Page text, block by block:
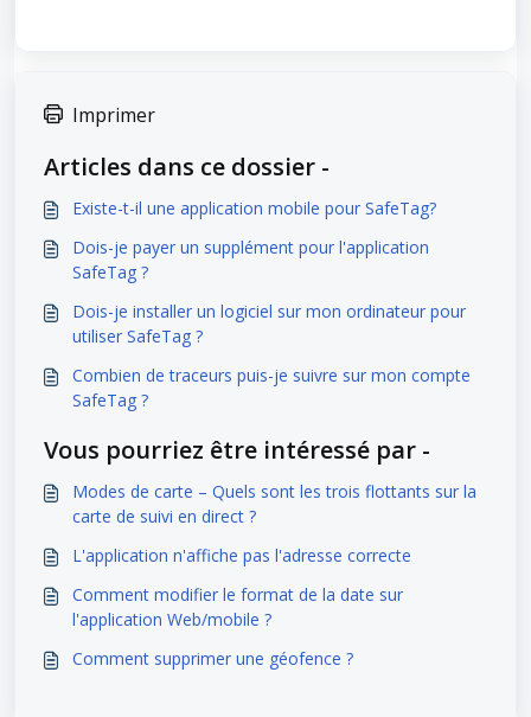
Imprimer
Articles dans ce dossier -
Existe-t-il une application mobile pour SafeTag?
Dois-je payer un supplément pour l'application
SafeTag ?
Dois-je installer un logiciel sur mon ordinateur pour
utiliser SafeTag ?
Combien de traceurs puis-je suivre sur mon compte
SafeTag ?
Vous pourriez être intéressé par -
Modes de carte – Quels sont les trois flottants sur la
carte de suivi en direct ?
L'application n'affiche pas l'adresse correcte
Comment modifier le format de la date sur
l'application Web/mobile ?
Comment supprimer une géofence ?